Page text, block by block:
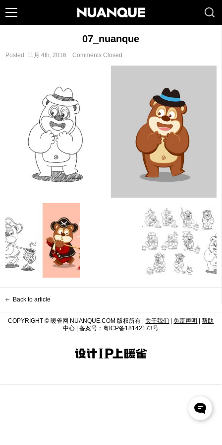
07_nuanque
Posted: 11月 4th, 2016 ˑ Comments Closed
Back to article
COPYRIGHT © 暖雀网 NUANQUE.COM 版权所有 | 关于我们 |免责声明 |帮助
中心 | 备案号：粤ICP备18142173号